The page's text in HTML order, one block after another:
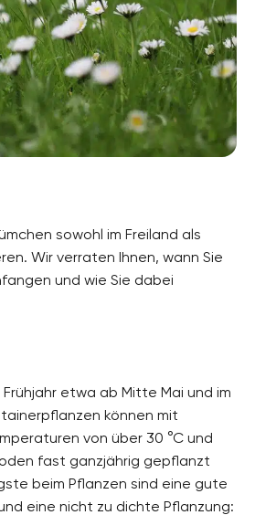
sowohl im Freiland als
Wir verraten Ihnen, wann Sie
und wie Sie dabei
Frühjahr etwa ab Mitte Mai und im
können mit
von über 30 °C und
fast ganzjährig gepflanzt
beim Pflanzen sind eine gute
eine nicht zu dichte Pflanzung: